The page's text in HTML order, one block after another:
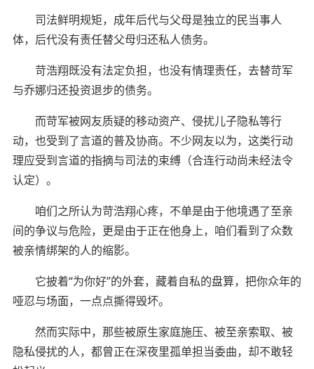
司法鲜明规矩，成年后代与父母是独立的民当事人
体，后代没有责任替父母归还私人债务。
苛浩翔既没有法定负担，也没有情理责任，去替苛军
与乔娜归还投资退步的债务。
而苛军被网友质疑的移动资产、侵扰儿子隐私等行
动，也受到了言道的普及协商。不少网友以为，这类行动
理应受到言道的指摘与司法的束缚（合连行动尚未经法令
认定）。
咱们之所认为苛浩翔心疼，不单是由于他境遇了至亲
间的争议与危险，更是由于正在他身上，咱们看到了众数
被亲情绑架的人的缩影。
它披着“为你好”的外套，藏着自私的盘算，把你众年的
哑忍与场面，一点点撕得毁坏。
然而实际中，那些被原生家庭施压、被至亲索取、被
隐私侵扰的人，都曾正在深夜里孤单担当委曲，却不敢轻